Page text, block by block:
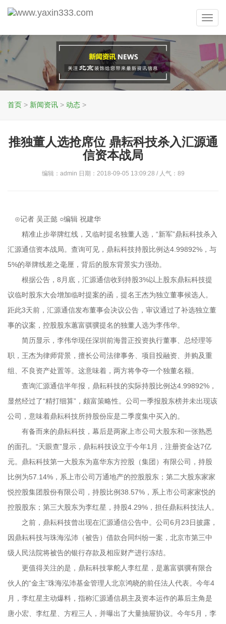
首页 > 新闻资讯 > 动态 >
推独董人选抢席位 鼎耘科技杀入汇源通
信资本战局
编辑：admin 日期：2018-09-05 13:09:28 / 人气： 89
⊙记者 吴正懿 ○编辑 祝建华
精准止步举牌红线，又临时提名独董人选，“新军”鼎耘科技杀入
汇源通信资本战局。查询可见，鼎耘科技持股比例达4.99892%，与
5%的举牌线差之毫厘，背后的股东背景实力强劲。
根据公告，8月底，汇源通信收到持股3%以上股东鼎耘科技提
议临时股东大会增加临时提案的函，提名王杰为独立董事候选人。
距此3天前，汇源通信发布董事会决议公告，审议通过了补选独立董
事的议案，控股股东蕙富骐骥提名的独董人选为李伟华。
简历显示，李伟华现任深圳前海普正投资执行董事、总经理等
职，王杰为律师背景，擅长公司法律事务、项目投融资、并购及重
组、不良资产处置等。这意味着，两方将争夺一个独董名额。
查询汇源通信半年报，鼎耘科技的实际持股比例达4.99892%，
显然经过了“精打细算”，颇富策略性。公司一季报股东榜并未出现该
公司，意味着鼎耘科技所持股份应是二季度集中买入的。
有备而来的鼎耘科技，幕后是两家上市公司大股东和一张熟悉
的面孔。“天眼查”显示，鼎耘科技设立于今年1月，注册资金达7亿
元。鼎耘科技第一大股东为嘉华东方控股（集团）有限公司，持股
比例为57.14%，系上市公司万通地产的控股股东；第二大股东家家
悦控股集团股份有限公司，持股比例38.57%，系上市公司家家悦的
控股股东；第三大股东为李红星，持股4.29%，担任鼎耘科技法人。
之前，鼎耘科技曾出现在汇源通信公告中。公司6月23日披露，
因鼎耘科技与珠海泓沛（被告）借款合同纠纷一案，北京市第三中
级人民法院将被告的银行存款及相应财产进行冻结。
更值得关注的是，鼎耘科技掌舵人李红星，是蕙富骐骥有限合
伙人的“金主”珠海泓沛基金管理人北京鸿晓的前任法人代表。今年4
月，李红星主动爆料，指称汇源通信易主及资本运作的幕后主角是
唐小宏、李红星、方程三人，并曝出了大量抽屉协议。今年5月，李